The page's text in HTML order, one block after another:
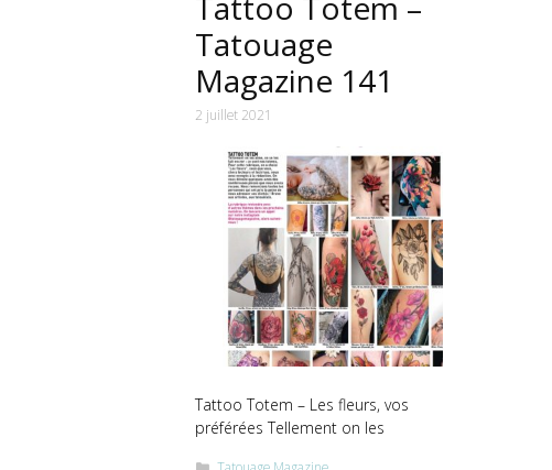
Tatouage
Magazine 141
2 juillet 2021
Tattoo Totem – Les fleurs, vos
préférées Tellement on les
Catégories